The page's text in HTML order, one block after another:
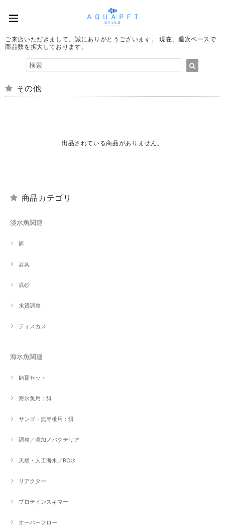
ご来店いただきまして、誠にありがとうございます。 現在、週次ペースで
商品数を拡大しております。
その他
出品されている商品がありません。
商品カテゴリ
淡水魚関連
餌
器具
底砂
水質調整
ディスカス
海水魚関連
飼育セット
海水魚用：餌
サンゴ・無脊椎用：餌
調整／添加／バクテリア
天然・人工海水／RO水
リアクター
プロテインスキマー
オーバーフロー